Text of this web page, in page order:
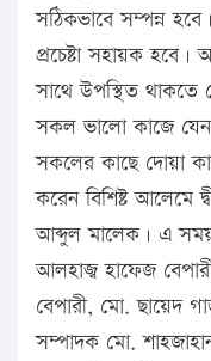
সঠিকভাবে সম্পন্ন
প্রচেষ্টা সহায়ক হবে।
সাথে উপস্থিত থাকতে
সকল ভালো কাজে
সকলের কাছে দোয়া
করেন বিশিষ্ট আলেমে
আব্দুল মালেক। এ
আলহাজ্ব হাফেজ
বেপারী, মো. ছায়েদ
সম্পাদক মো.